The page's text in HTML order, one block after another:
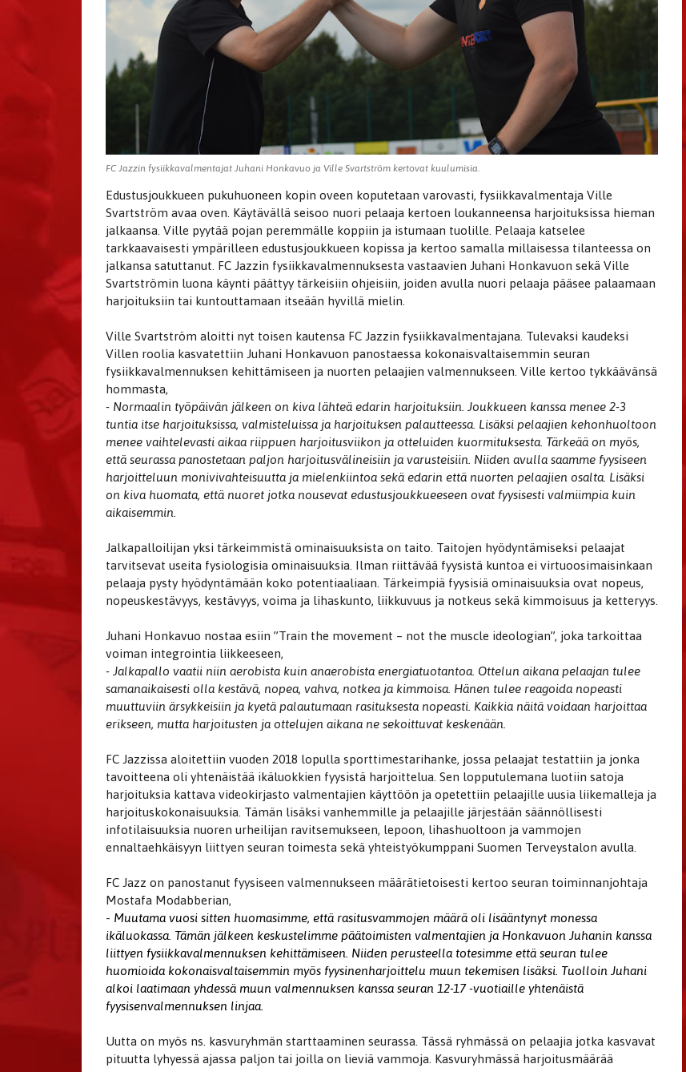
FC Jazzin fysiikkavalmentajat Juhani Honkavuo ja Ville Svartström kertovat kuulumisia.
Edustusjoukkueen pukuhuoneen kopin oveen koputetaan varovasti, fysiikkavalmentaja Ville
Svartström avaa oven. Käytävällä seisoo nuori pelaaja kertoen loukanneensa harjoituksissa hieman
jalkaansa. Ville pyytää pojan peremmälle koppiin ja istumaan tuolille. Pelaaja katselee
tarkkaavaisesti ympärilleen edustusjoukkueen kopissa ja kertoo samalla millaisessa tilanteessa on
jalkansa satuttanut. FC Jazzin fysiikkavalmennuksesta vastaavien Juhani Honkavuon sekä Ville
Svartströmin luona käynti päättyy tärkeisiin ohjeisiin, joiden avulla nuori pelaaja pääsee palaamaan
harjoituksiin tai kuntouttamaan itseään hyvillä mielin.
Ville Svartström aloitti nyt toisen kautensa FC Jazzin fysiikkavalmentajana. Tulevaksi kaudeksi
Villen roolia kasvatettiin Juhani Honkavuon panostaessa kokonaisvaltaisemmin seuran
fysiikkavalmennuksen kehittämiseen ja nuorten pelaajien valmennukseen. Ville kertoo tykkäävänsä
hommasta,
- Normaalin työpäivän jälkeen on kiva lähteä edarin harjoituksiin. Joukkueen kanssa menee 2-3
tuntia itse harjoituksissa, valmisteluissa ja harjoituksen palautteessa. Lisäksi pelaajien kehonhuoltoon
menee vaihtelevasti aikaa riippuen harjoitusviikon ja otteluiden kuormituksesta. Tärkeää on myös,
että seurassa panostetaan paljon harjoitusvälineisiin ja varusteisiin. Niiden avulla saamme fyysiseen
harjoitteluun monivivahteisuutta ja mielenkiintoa sekä edarin että nuorten pelaajien osalta. Lisäksi
on kiva huomata, että nuoret jotka nousevat edustusjoukkueeseen ovat fyysisesti valmiimpia kuin
aikaisemmin.
Jalkapalloilijan yksi tärkeimmistä ominaisuuksista on taito. Taitojen hyödyntämiseksi pelaajat
tarvitsevat useita fysiologisia ominaisuuksia. Ilman riittävää fyysistä kuntoa ei virtuoosimaisinkaan
pelaaja pysty hyödyntämään koko potentiaaliaan. Tärkeimpiä fyysisiä ominaisuuksia ovat nopeus,
nopeuskestävyys, kestävyys, voima ja lihaskunto, liikkuvuus ja notkeus sekä kimmoisuus ja ketteryys.
Juhani Honkavuo nostaa esiin ”Train the movement – not the muscle ideologian”, joka tarkoittaa
voiman integrointia liikkeeseen,
- Jalkapallo vaatii niin aerobista kuin anaerobista energiatuotantoa. Ottelun aikana pelaajan tulee
samanaikaisesti olla kestävä, nopea, vahva, notkea ja kimmoisa. Hänen tulee reagoida nopeasti
muuttuviin ärsykkeisiin ja kyetä palautumaan rasituksesta nopeasti. Kaikkia näitä voidaan harjoittaa
erikseen, mutta harjoitusten ja ottelujen aikana ne sekoittuvat keskenään.
FC Jazzissa aloitettiin vuoden 2018 lopulla sporttimestarihanke, jossa pelaajat testattiin ja jonka
tavoitteena oli yhtenäistää ikäluokkien fyysistä harjoittelua. Sen lopputulemana luotiin satoja
harjoituksia kattava videokirjasto valmentajien käyttöön ja opetettiin pelaajille uusia liikemalleja ja
harjoituskokonaisuuksia. Tämän lisäksi vanhemmille ja pelaajille järjestään säännöllisesti
infotilaisuuksia nuoren urheilijan ravitsemukseen, lepoon, lihashuoltoon ja vammojen
ennaltaehkäisyyn liittyen seuran toimesta sekä yhteistyökumppani Suomen Terveystalon avulla.
FC Jazz on panostanut fyysiseen valmennukseen määrätietoisesti kertoo seuran toiminnanjohtaja
Mostafa Modabberian,
- Muutama vuosi sitten huomasimme, että rasitusvammojen määrä oli lisääntynyt monessa
ikäluokassa. Tämän jälkeen keskustelimme päätoimisten valmentajien ja Honkavuon Juhanin kanssa
liittyen fysiikkavalmennuksen kehittämiseen. Niiden perusteella totesimme että seuran tulee
huomioida kokonaisvaltaisemmin myös fyysinenharjoittelu muun tekemisen lisäksi. Tuolloin Juhani
alkoi laatimaan yhdessä muun valmennuksen kanssa seuran 12-17 -vuotiaille yhtenäistä
fyysisenvalmennuksen linjaa.
Uutta on myös ns. kasvuryhmän starttaaminen seurassa. Tässä ryhmässä on pelaajia jotka kasvavat
pituutta lyhyessä ajassa paljon tai joilla on lieviä vammoja. Kasvuryhmässä harjoitusmäärää